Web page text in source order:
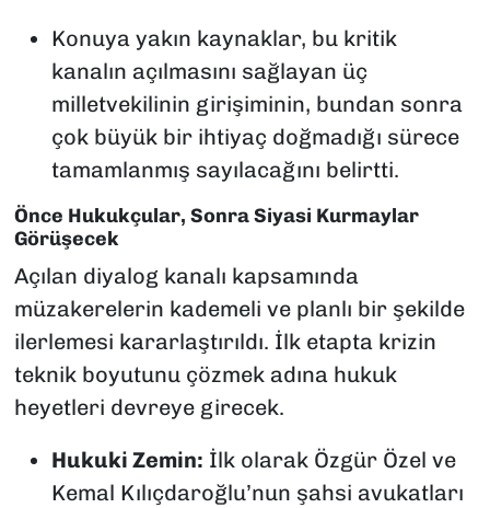
Konuya yakın kaynaklar, bu kritik
kanalın açılmasını sağlayan üç
milletvekilinin girişiminin, bundan sonra
çok büyük bir ihtiyaç doğmadığı sürece
tamamlanmış sayılacağını belirtti.
Önce Hukukçular, Sonra Siyasi Kurmaylar
Görüşecek
Açılan diyalog kanalı kapsamında
müzakerelerin kademeli ve planlı bir şekilde
ilerlemesi kararlaştırıldı. İlk etapta krizin
teknik boyutunu çözmek adına hukuk
heyetleri devreye girecek.
Hukuki Zemin: İlk olarak Özgür Özel ve
Kemal Kılıçdaroğlu’nun şahsi avukatları